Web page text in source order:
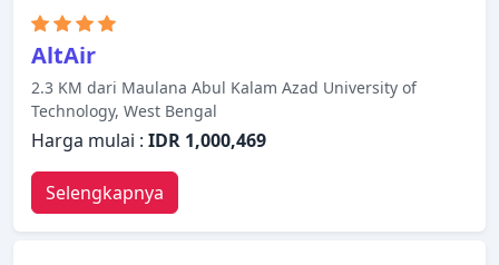
AltAir
2.3 KM dari Maulana Abul Kalam Azad University of
Technology, West Bengal
Harga mulai : IDR 1,000,469
Selengkapnya